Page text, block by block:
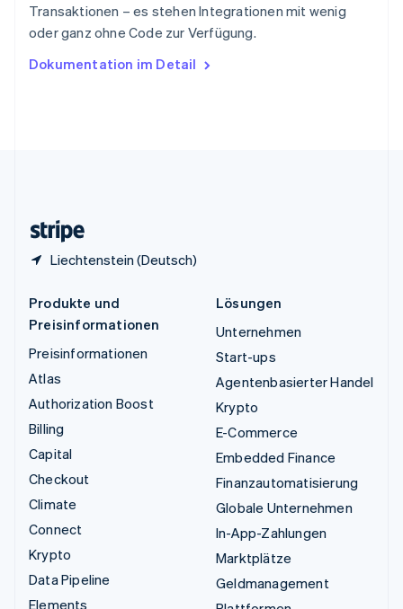
Transaktionen – es stehen Integrationen mit wenig
oder ganz ohne Code zur Verfügung.
Dokumentation im Detail
Liechtenstein (Deutsch)
Tschechische Republik
English
English
Produkte und
Preisinformationen
Preisinformationen
Atlas
Authorization Boost
Billing
Capital
Checkout
Climate
Connect
Krypto
Data Pipeline
Elements
Lösungen
Unternehmen
Start-ups
Agentenbasierter Handel
Krypto
E-Commerce
Embedded Finance
Finanzautomatisierung
Globale Unternehmen
In-App-Zahlungen
Marktplätze
Geldmanagement